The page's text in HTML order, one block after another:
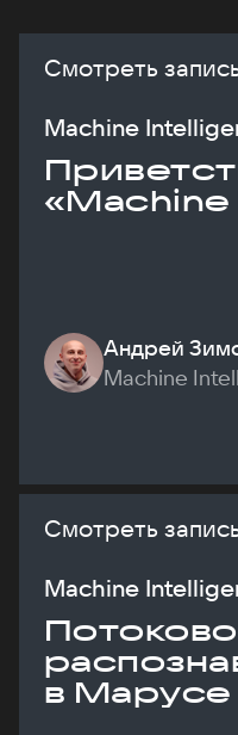
Смотреть
Machine
Андрей
Machine
Смотреть
Machine
в Марусе